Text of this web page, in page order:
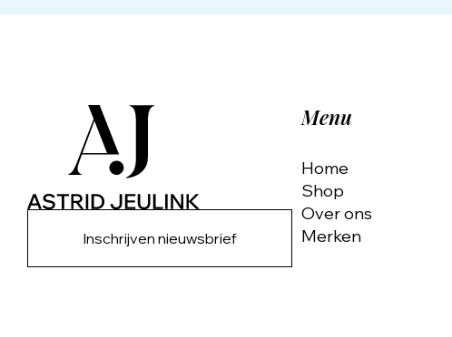
Inschrijven nieuwsbrief
Menu
Home
Shop
Over ons
Merken